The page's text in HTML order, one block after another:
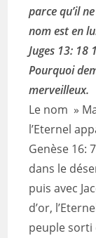
parce qu’il
nom est en
Juges 13: 18
Pourquoi
merveilleux.
Le nom »
l’Eternel
Genèse 16:
dans le
puis avec
d’or,
peuple sorti